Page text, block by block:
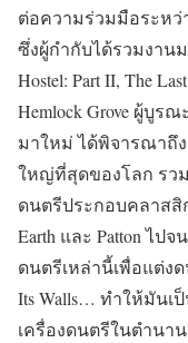
ต่อความร่วมมือระห
ซึ่งผู้กำกับได้รวมงานม
Hostel: Part II, The
Hemlock Grove ผู้บู
มาใหม่ ได้พิจารณาถึ
ใหญ่ที่สุดของโลก รว
ดนตรีประกอบคลาสสิก
Earth และ Patton ไปจ
ดนตรีเหล่านี้เพื่อแต่งด
Its Walls… ทำให้มันเ
เครื่องดนตรีในตำนาน